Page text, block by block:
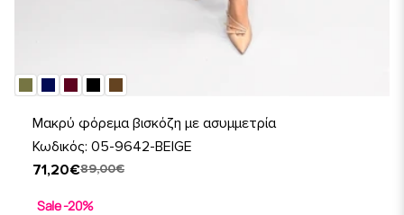
Μακρύ φόρεμα βισκόζη με ασυμμετρία
Κωδικός: 05-9642-BEIGE
71,20€89,00€
Sale -20%